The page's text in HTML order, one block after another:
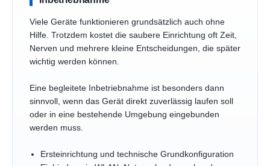
Viele Geräte funktionieren grundsätzlich auch ohne
Hilfe. Trotzdem kostet die saubere Einrichtung oft Zeit,
Nerven und mehrere kleine Entscheidungen, die später
wichtig werden können.
Eine begleitete Inbetriebnahme ist besonders dann
sinnvoll, wenn das Gerät direkt zuverlässig laufen soll
oder in eine bestehende Umgebung eingebunden
werden muss.
Ersteinrichtung und technische Grundkonfiguration